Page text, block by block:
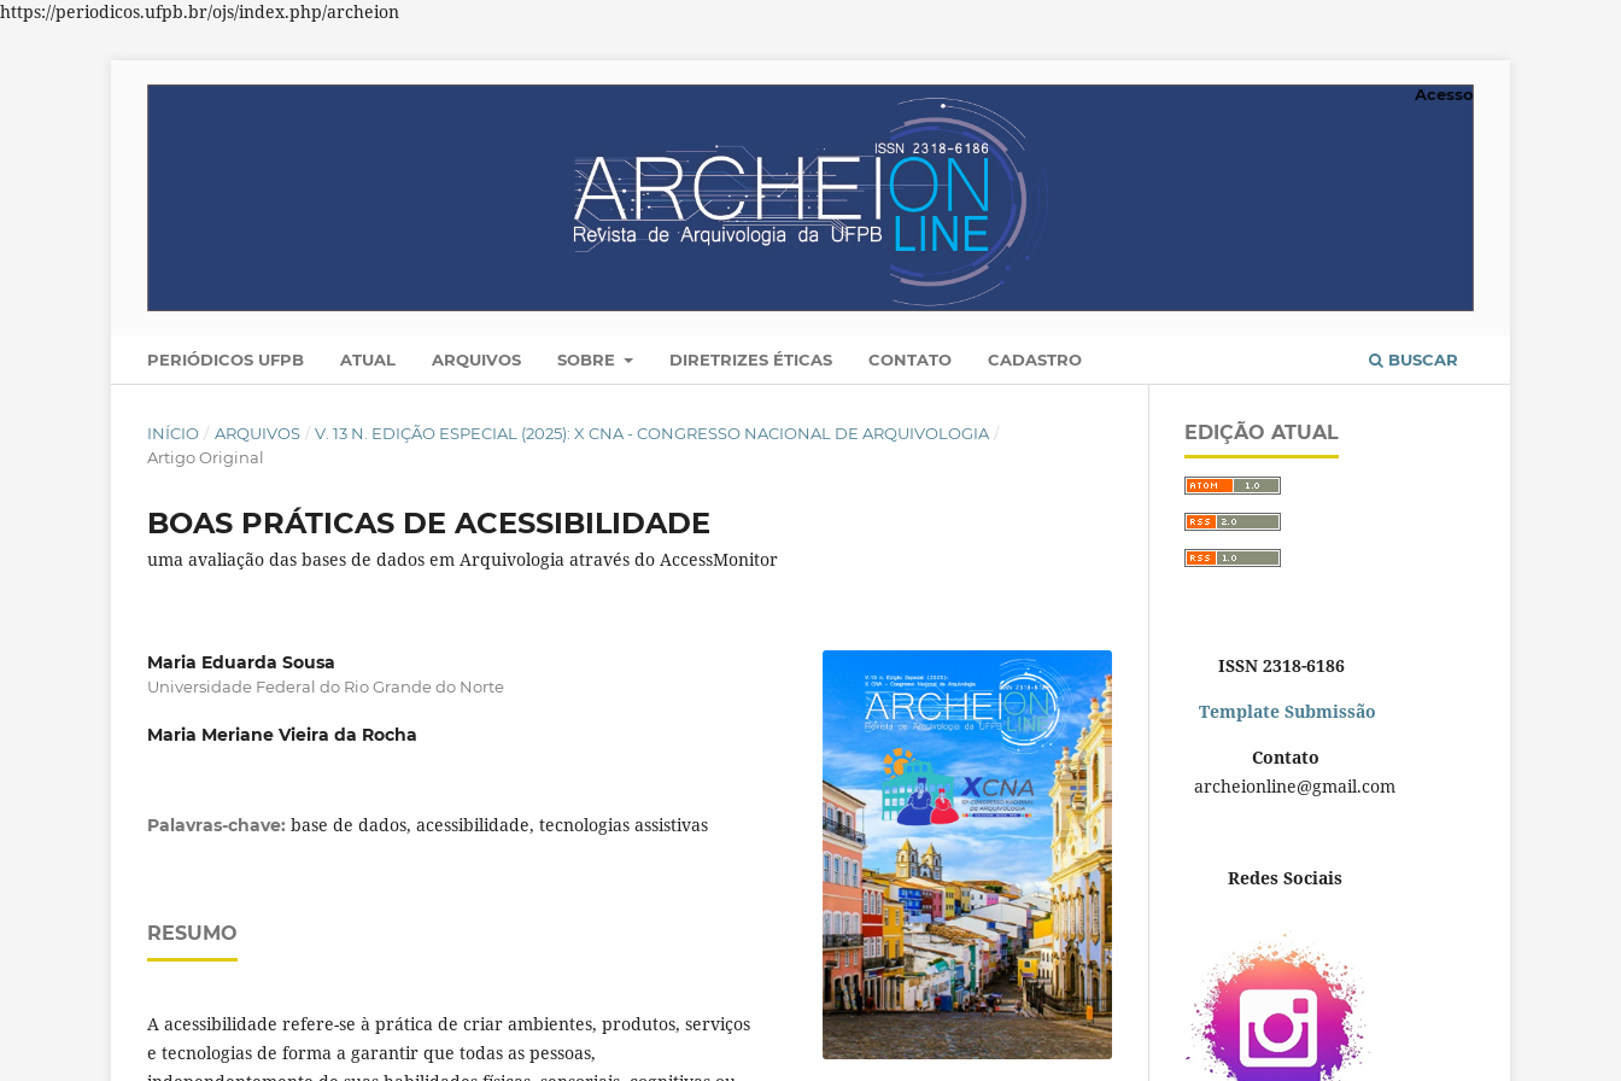
https://periodicos.ufpb.br/ojs/index.php/archeion
PERIÓDICOS UFPB ATUAL ARQUIVOS SOBRE DIRETRIZES ÉTICAS CONTATO CADASTRO BUSCAR
Acesso
INÍCIO / ARQUIVOS / V. 13 N. EDIÇÃO ESPECIAL (2025): X CNA - CONGRESSO NACIONAL DE ARQUIVOLOGIA /
Artigo Original
BOAS PRÁTICAS DE ACESSIBILIDADE
uma avaliação das bases de dados em Arquivologia através do AccessMonitor
Maria Eduarda Sousa
Universidade Federal do Rio Grande do Norte
Maria Meriane Vieira da Rocha
Palavras-chave: base de dados, acessibilidade, tecnologias assistivas
RESUMO
A acessibilidade refere-se à prática de criar ambientes, produtos, serviços
e tecnologias de forma a garantir que todas as pessoas,
EDIÇÃO ATUAL
ISSN 2318-6186
Template Submissão
Contato
archeionline@gmail.com
Redes Sociais